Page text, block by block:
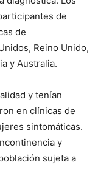
de
de
Reino Unido,
y Australia.
y tenían
en clínicas de
sintomáticas.
y
sujeta a